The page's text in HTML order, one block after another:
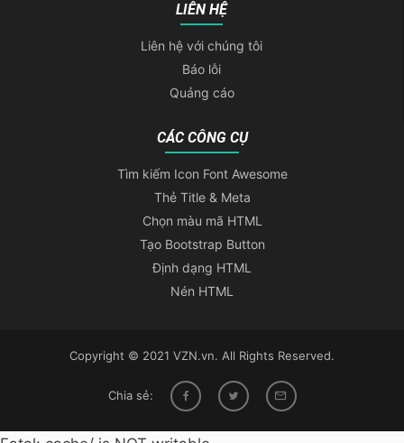
LIÊN HỆ
Liên hệ với chúng tôi
Báo lỗi
Quảng cáo
CÁC CÔNG CỤ
Tìm kiếm Icon Font Awesome
Thẻ Title & Meta
Chọn màu mã HTML
Tạo Bootstrap Button
Định dạng HTML
Nén HTML
Copyright © 2021 VZN.vn. All Rights Reserved.
Chia sẻ: